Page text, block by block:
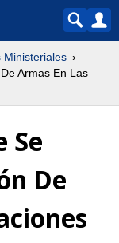
Ministeriales
Armas En Las
Se
De